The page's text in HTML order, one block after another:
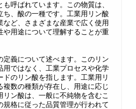
呼ばれています。この物質は、
ち、酸の一種です。工業用リン酸
など、さまざまな産業で広く使用
や用途について理解することが重
定義について述べます。このリン
用ではなく、工業プロセスや化学
ドのリン酸を指します。工業用リ
複数の種類が存在し、用途に応じ
ン酸は、一般に不純物を含むこ
規格に従った品質管理が行われて